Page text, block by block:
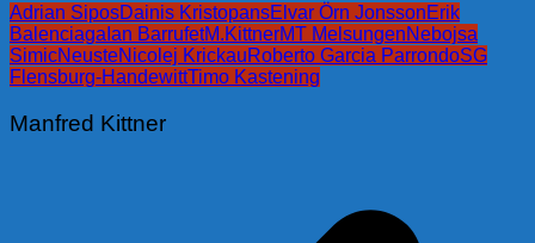
Adrian SiposDainis KristopansElvar Örn JonssonErik
Balenciaga Ian BarrufetM.KittnerMT MelsungenNebojsa
SimicNeusteNicolej KrickauRoberto Garcia ParrondoSG
Flensburg-HandewittTimo Kastening
Manfred Kittner